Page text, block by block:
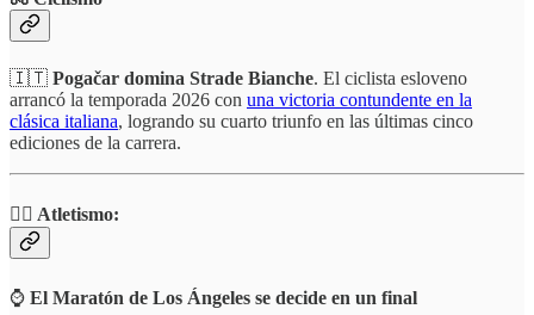
🇮🇹 Pogačar domina Strade Bianche. El ciclista esloveno
arrancó la temporada 2026 con una victoria contundente en la
clásica italiana, logrando su cuarto triunfo en las últimas cinco
ediciones de la carrera.
🏃‍♂️ Atletismo:
⌚️ El Maratón de Los Ángeles se decide en un final